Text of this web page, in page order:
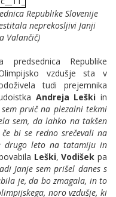
Republike Slovenije
neprekosljivi Janji
Valančič)
Republike
vzdušje sta v
tudi prejemnika
Andreja Leški in
sem prvič na plezalni tekmi
sem, da lahko na takšen
bi se redno srečevali na
drugo leto na tatamiju in
Leški,Vodišek pa
Janje sem prišel danes s
je, da bo zmagala, in to
noro vzdušje, ki